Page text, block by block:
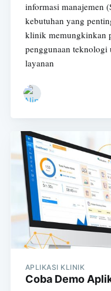
informasi manajemen
kebutuhan yang
klinik memungkinkan
penggunaan
layanan
APLIKASI KLINIK
Coba Demo